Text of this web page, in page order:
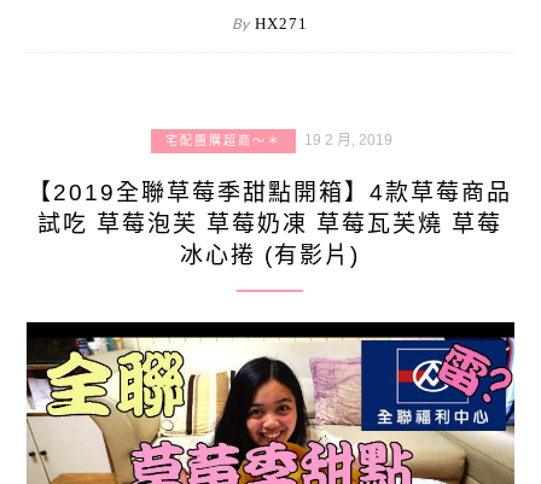
By HX271
宅配團購超商～＊ 19 2 月, 2019
【2019全聯草莓季甜點開箱】4款草莓商品
試吃 草莓泡芙 草莓奶凍 草莓瓦芙燒 草莓
冰心捲 (有影片)